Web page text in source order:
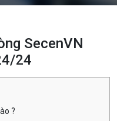
SecenVN
24
?